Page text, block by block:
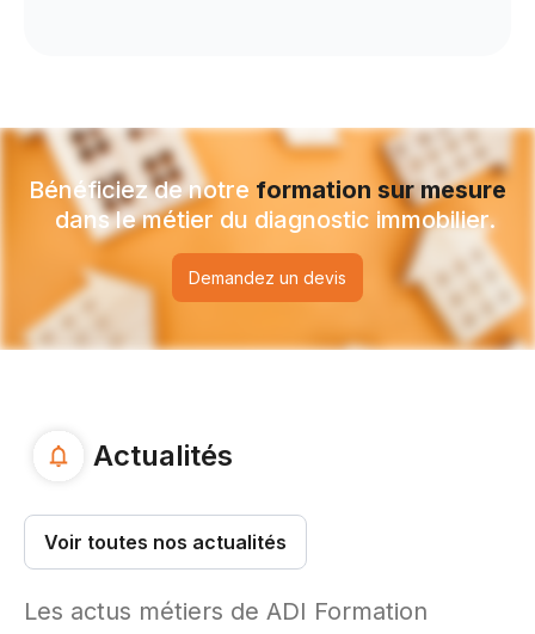
Bénéficiez de notre formation sur mesure
dans le métier du diagnostic immobilier.
Demandez un devis
Actualités
Voir toutes nos actualités
Les actus métiers de ADI Formation